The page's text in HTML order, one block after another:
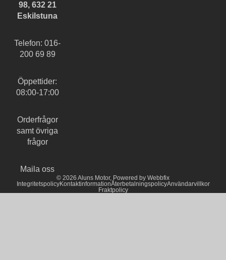
98, 632 21
Eskilstuna
Telefon: 016-
200 69 89
Öppettider:
08:00-17:00
Orderfrågor
samt övriga
frågor
Maila oss
© 2026 Aluns Motor, Powered by Webbfix
IntegritetspolicyKontaktinformationÅterbetalningspolicyAnvändarvillkor
Fraktpolicy